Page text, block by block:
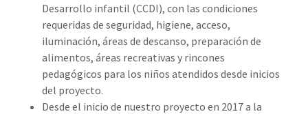
Desarrollo infantil (CCDI), con las condiciones
requeridas de seguridad, higiene, acceso,
iluminación, áreas de descanso, preparación de
alimentos, áreas recreativas y rincones
pedagógicos para los niños atendidos desde inicios
del proyecto.
Desde el inicio de nuestro proyecto en 2017 a la